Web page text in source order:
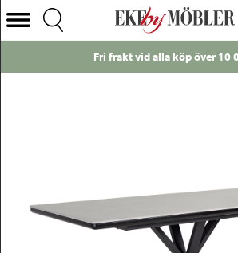
Bolzano matbord keramik grå 180x90 cm
Välj Kategori
Förvaring
Fri frakt vid alla köp över 10